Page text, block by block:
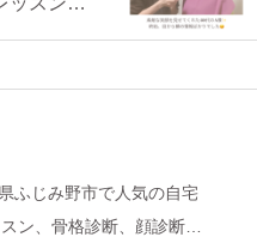
ン、骨格診断、顔診断、